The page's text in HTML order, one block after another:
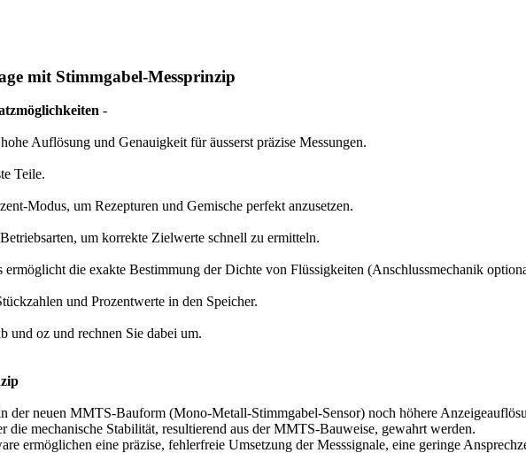
mit Stimmgabel-Messprinzip
-
Auflösung und Genauigkeit für äusserst präzise Messungen.
Teile.
Modus, um Rezepturen und Gemische perfekt anzusetzen.
um korrekte Zielwerte schnell zu ermitteln.
ermöglicht die exakte Bestimmung der Dichte von Flüssigkeiten (Anschlussmechanik
und Prozentwerte in den Speicher.
und oz und rechnen Sie dabei um.
der neuen MMTS-Bauform (Mono-Metall-Stimmgabel-Sensor) noch höhere
die mechanische Stabilität, resultierend aus der MMTS-Bauweise, gewahrt werden.
ermöglichen eine präzise, fehlerfreie Umsetzung der Messsignale, eine geringe